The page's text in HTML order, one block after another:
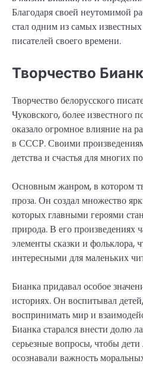
Благодаря своей неутомимой
стал одним из самых
писателей своего времени.
Творчество
Творчество белорусского
Чуковского, более известного
оказало огромное влияние на
в СССР. Своими
детства и счастья для многих
Основным жанром, в котором
проза. Он создал множество
которых главными героями
природа. В его произведениях
элементы сказки и фольклора,
интересными для маленьких
Бианка придавал особое
историях. Он воспитывал
воспринимать мир и
Бианка старался внести долю
серьезные вопросы, чтобы
осознавали важность